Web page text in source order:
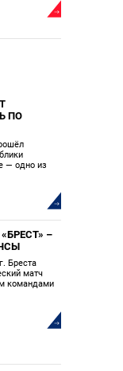
ПО
— одно из
–
Бреста
матч
командами